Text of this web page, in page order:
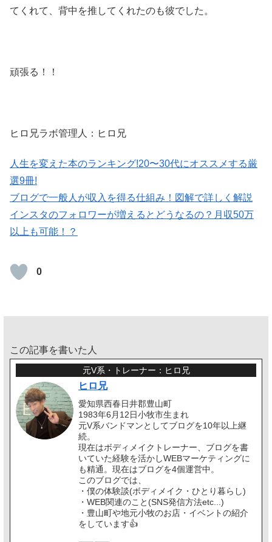
てくれて、背中を推してくれたのも彼でした。
頑張る！！
ヒロ兄ラボ管理人：ヒロ兄
人生を変えた本のランキング!20〜30代にオススメする厳
選9冊!
ブログで一般人が収入を得る仕組み！図解で詳しく解説
インスタのフォロワーが増えるとどうなるの？月収50万
以上も可能！？
0
この記事を書いた人
元V系・トレーナー：ヒロ兄
ヒロ兄
愛知県西春日井郡豊山町
1983年6月12日小牧市生まれ
元V系バンドマンとしてブログを10年以上継
続。
現在はボディメイクトレーナー、ブログを書
いていた経験を活かしWEBマーケティングに
も精通。現在はブログを4個運営中。
このブログでは、
・僕の体験談(ボディメイク・ひとり暮らし)
・WEB関連のこと(SNS発信方法etc...)
・豊山町や地元小牧のお店・イベントの紹介
をしています👍️